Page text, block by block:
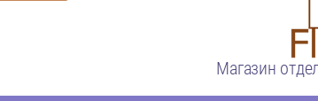
Магазин